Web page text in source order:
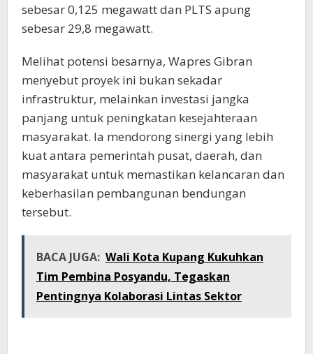
sebesar 0,125 megawatt dan PLTS apung
sebesar 29,8 megawatt.
Melihat potensi besarnya, Wapres Gibran
menyebut proyek ini bukan sekadar
infrastruktur, melainkan investasi jangka
panjang untuk peningkatan kesejahteraan
masyarakat. Ia mendorong sinergi yang lebih
kuat antara pemerintah pusat, daerah, dan
masyarakat untuk memastikan kelancaran dan
keberhasilan pembangunan bendungan
tersebut.
BACA JUGA: Wali Kota Kupang Kukuhkan
Tim Pembina Posyandu, Tegaskan
Pentingnya Kolaborasi Lintas Sektor